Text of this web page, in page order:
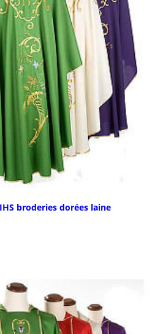
broderies dorées laine